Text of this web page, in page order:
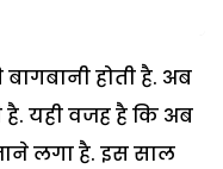
होती है. अब
यही वजह है कि अब
लगा है. इस साल